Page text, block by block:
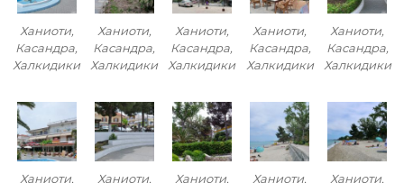
Ханиоти,
Касандра,
Халкидики
Ханиоти,
Касандра,
Халкидики
Ханиоти,
Касандра,
Халкидики
Ханиоти,
Касандра,
Халкидики
Ханиоти,
Касандра,
Халкидики
Ханиоти,
Ханиоти,
Ханиоти,
Ханиоти,
Ханиоти,